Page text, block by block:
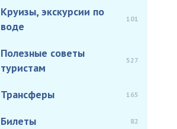
Круизы, экскурсии по
воде
101
Полезные советы
туристам
527
Трансферы 165
Билеты 82